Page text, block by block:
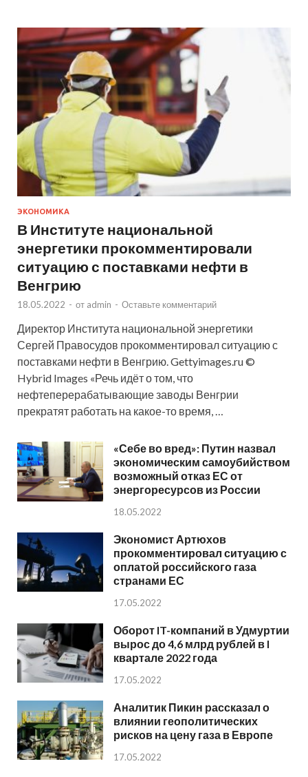
ЭКОНОМИКА
В Институте национальной
энергетики прокомментировали
ситуацию с поставками нефти в
Венгрию
18.05.2022 - от admin - Оставьте комментарий
Директор Института национальной энергетики
Сергей Правосудов прокомментировал ситуацию с
поставками нефти в Венгрию. Gettyimages.ru ©
Hybrid Images «Речь идёт о том, что
нефтеперерабатывающие заводы Венгрии
прекратят работать на какое-то время, …
«Себе во вред»: Путин назвал
экономическим самоубийством
возможный отказ ЕС от
энергоресурсов из России
18.05.2022
Экономист Артюхов
прокомментировал ситуацию с
оплатой российского газа
странами ЕС
17.05.2022
Оборот IT-компаний в Удмуртии
вырос до 4,6 млрд рублей в I
квартале 2022 года
17.05.2022
Аналитик Пикин рассказал о
влиянии геополитических
рисков на цену газа в Европе
17.05.2022